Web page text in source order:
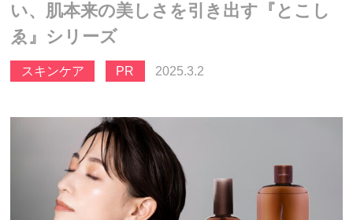
い、肌本来の美しさを引き出す『とこし
ゑ』シリーズ
スキンケア PR 2025.3.2